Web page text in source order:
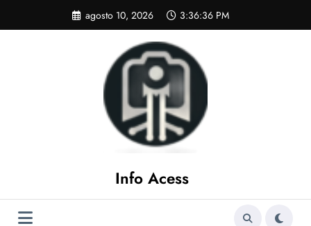
o
agosto 10, 2026 3:36:37 PM
Info Acess